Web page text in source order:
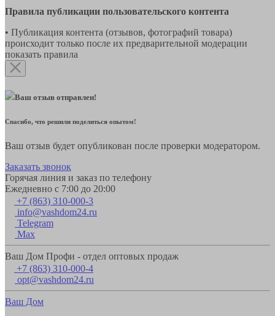
Правила публикации пользовательского контента
• Публикация контента (отзывов, фотографий товара)
происходит только после их предварительной модерации
показать правила
Ваш отзыв отправлен!
Спасибо, что решили поделиться опытом!
Ваш отзыв будет опубликован после проверки модератором.
Заказать звонок
Горячая линия и заказ по телефону
Ежедневно с 7:00 до 20:00
+7 (863) 310-000-3
info@vashdom24.ru
Telegram
Max
Ваш Дом Профи - отдел оптовых продаж
+7 (863) 310-000-4
opt@vashdom24.ru
Ваш Дом